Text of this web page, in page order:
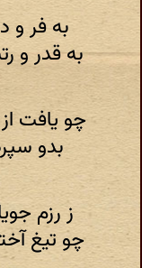
به فر و
به قدر و
چو یافت
بدو
ز رزم
چو تیغ